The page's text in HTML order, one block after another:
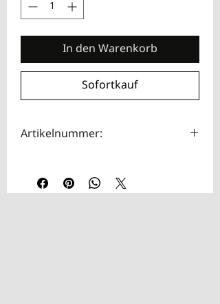
In den Warenkorb
Sofortkauf
Artikelnummer: